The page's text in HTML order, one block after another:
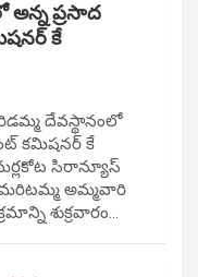
అన్న ప్రసాద
కే
దేవస్థానంలో
కమిషనర్ కే
సిరాన్యూస్
మరిటమ్మ అమ్మవారి
శుక్రవారం…